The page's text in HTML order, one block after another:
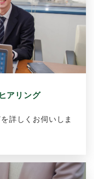
アリング
詳しくお伺いしま